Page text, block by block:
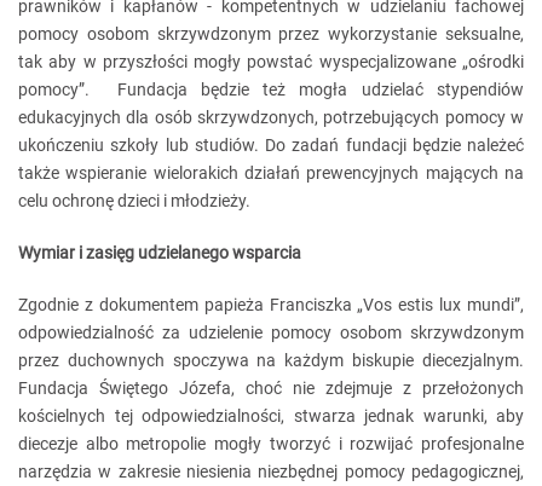
prawników i kapłanów - kompetentnych w udzielaniu fachowej
pomocy osobom skrzywdzonym przez wykorzystanie seksualne,
tak aby w przyszłości mogły powstać wyspecjalizowane „ośrodki
pomocy”. Fundacja będzie też mogła udzielać stypendiów
edukacyjnych dla osób skrzywdzonych, potrzebujących pomocy w
ukończeniu szkoły lub studiów. Do zadań fundacji będzie należeć
także wspieranie wielorakich działań prewencyjnych mających na
celu ochronę dzieci i młodzieży.
Wymiar i zasięg udzielanego wsparcia
Zgodnie z dokumentem papieża Franciszka „Vos estis lux mundi”,
odpowiedzialność za udzielenie pomocy osobom skrzywdzonym
przez duchownych spoczywa na każdym biskupie diecezjalnym.
Fundacja Świętego Józefa, choć nie zdejmuje z przełożonych
kościelnych tej odpowiedzialności, stwarza jednak warunki, aby
diecezje albo metropolie mogły tworzyć i rozwijać profesjonalne
narzędzia w zakresie niesienia niezbędnej pomocy pedagogicznej,